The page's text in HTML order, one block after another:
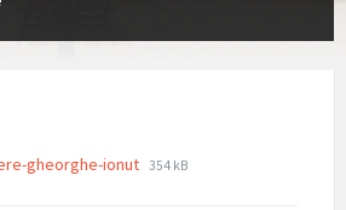
gheorghe-ionut File
File
354 kB